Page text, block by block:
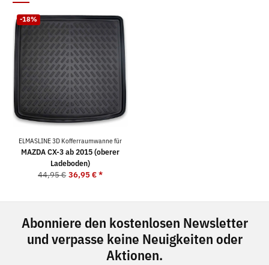
-18%
ELMASLINE 3D Kofferraumwanne für
MAZDA CX-3 ab 2015 (oberer
Ladeboden)
44,95 € 36,95 €*
Abonniere den kostenlosen Newsletter
und verpasse keine Neuigkeiten oder
Aktionen.